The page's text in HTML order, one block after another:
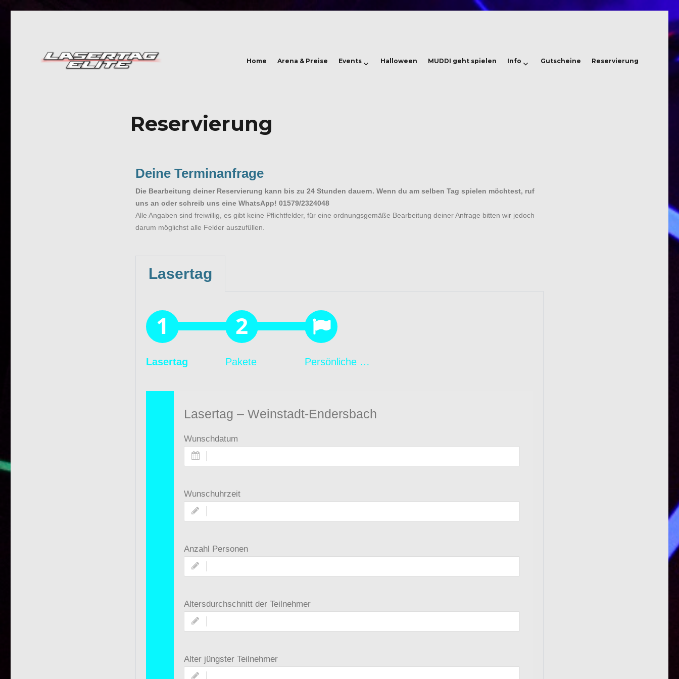
Home Arena & Preise Events Halloween MUDDI geht spielen Info Gutscheine Reservierung
Reservierung
Deine Terminanfrage
Die Bearbeitung deiner Reservierung kann bis zu 24 Stunden dauern. Wenn du am selben Tag spielen möchtest, ruf
uns an oder schreib uns eine WhatsApp! 01579/2324048
Alle Angaben sind freiwillig, es gibt keine Pflichtfelder, für eine ordnungsgemäße Bearbeitung deiner Anfrage bitten wir jedoch
darum möglichst alle Felder auszufüllen.
Lasertag
Lasertag Pakete Persönliche Daten
Lasertag – Weinstadt-Endersbach
Wunschdatum
Wunschuhrzeit
Anzahl Personen
Altersdurchschnitt der Teilnehmer
Alter jüngster Teilnehmer